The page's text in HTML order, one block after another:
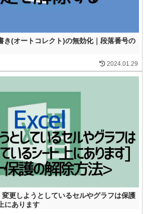
き(オートコレクト)の無効化｜段落番号の
2024.01.29
更しようとしているセルやグラフは保護
にあります